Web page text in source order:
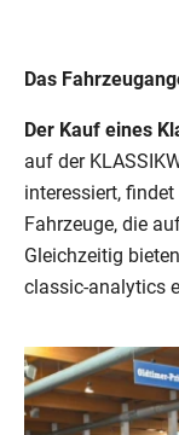
Das
Der Kauf eines
auf der
interessiert,
Fahrzeuge, die
Gleichzeitig
classic-analytics